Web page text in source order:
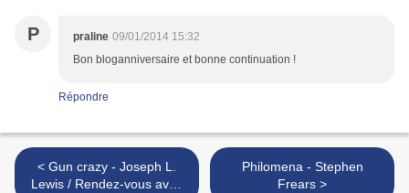
P praline 09/01/2014 15:32
Bon bloganniversaire et bonne continuation !
Répondre
< Gun crazy - Joseph L.
Lewis / Rendez-vous avec
Philomena - Stephen
Frears >